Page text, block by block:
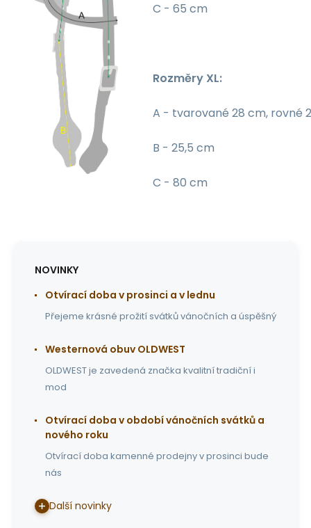
C - 65 cm
Rozměry XL:
A - tvarované 28 cm, rovné
B - 25,5 cm
C - 80 cm
NOVINKY
Otvírací doba v prosinci a v lednu
Přejeme krásné prožití svátků vánočních a úspěšný
Westernová obuv OLDWEST
OLDWEST je zavedená značka kvalitní tradiční i
mod
Otvírací doba v období vánočních svátků a
nového roku
Otvírací doba kamenné prodejny v prosinci bude
nás
Další novinky